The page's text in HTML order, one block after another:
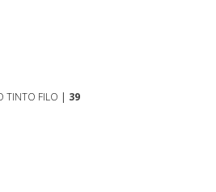
TINTO FILO | 39